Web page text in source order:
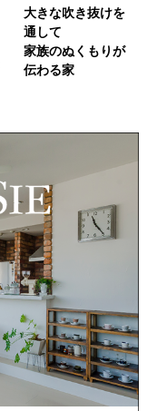
大きな吹き抜けを
通して
家族のぬくもりが
伝わる家